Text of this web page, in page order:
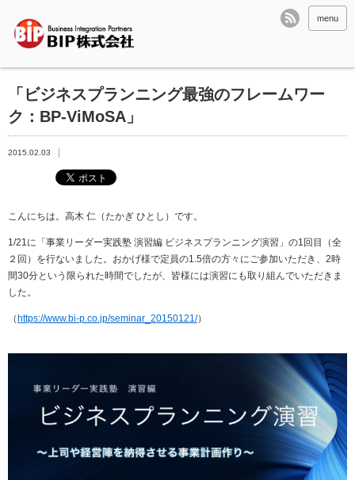
menu
「ビジネスプランニング最強のフレームワー
ク：BP-ViMoSA」
2015.02.03
こんにちは。高木 仁（たかぎ ひとし）です。
1/21に「事業リーダー実践塾 演習編 ビジネスプランニング演習」の1 回目（全
２回）を行ないました。おかげ様で定員の1.5倍の方々にご参加いただき、 2時
間30分という限られた時間でしたが、皆様には演習にも取り組んでいただきま
した。
（ https://www.bi-p.co.jp/seminar_20150121/）